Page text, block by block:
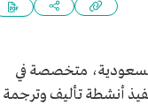
السعودية، متخصصة في
أنشطة تأليف وترجمة